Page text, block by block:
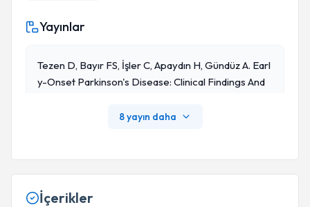
Yayınlar
Tezen D, Bayır FS, İşler C, Apaydın H, Gündüz A. Earl
Y-Onset Parkinson's Disease: Clinical Findings And
Oi: 10.1007/s10072-026-08982-W. PMID: 4187689
8 yayın daha
İçerikler